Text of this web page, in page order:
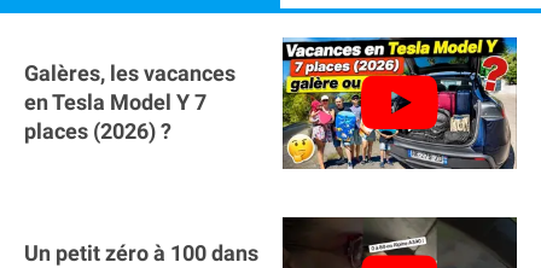
Galères, les vacances
en Tesla Model Y 7
places (2026) ?
Un petit zéro à 100 dans